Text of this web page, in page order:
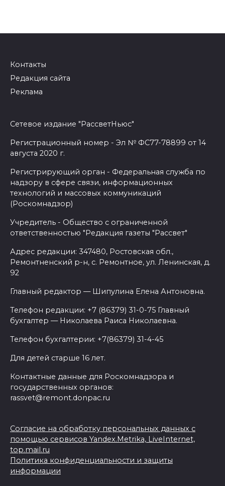
Контакты
Редакция сайта
Реклама
Сетевое издание "РассветНьюс"
Регистрационный номер - Эл № ФС77-78899 от 14
августа 2020 г.
Регистрирующий орган - Федеральная служба по
надзору в сфере связи, информационных
технологий и массовых коммуникаций
(Роскомнадзор)
Учредитель - Общество с ограниченной
ответственностью "Редакция газеты "Рассвет"
Адрес редакции: 347480, Ростовская обл.,
Ремонтненский р-н, с. Ремонтное, ул. Ленинская, д.
92
Главный редактор — Шипулина Елена Антоновна.
Телефон редакции: +7 (86379) 31-0-75 Главный
бухгалтер — Николаева Раиса Николаевна.
Телефон бухгалтерии: +7(86379) 31-4-45
Для детей старше 16 лет.
Контактные данные для Роскомнадзора и
государственных органов:
rassvet@remont.donpac.ru
Согласие на обработку персональных данных с
помощью сервисов Yandex.Metrika, LiveInternet,
top.mail.ru
Политика конфиденциальности и защиты
информации